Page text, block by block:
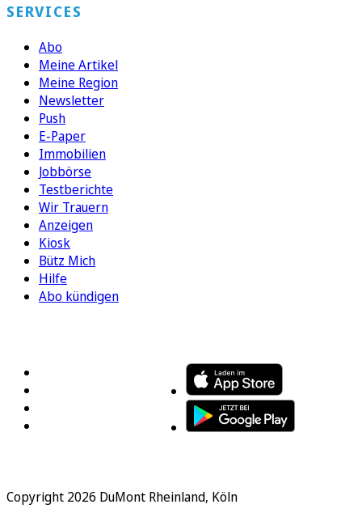
SERVICES
Abo
Meine Artikel
Meine Region
Newsletter
Push
E-Paper
Immobilien
Jobbörse
Testberichte
Wir Trauern
Anzeigen
Kiosk
Bütz Mich
Hilfe
Abo kündigen
Copyright 2026 DuMont Rheinland, Köln